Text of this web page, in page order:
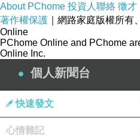
About PChome 投資人聯絡 徵才
著作權保護 ｜網路家庭版權所有
Online
PChome Online and PChome
Online Inc.
個人新聞台
快速發文
心情雜記